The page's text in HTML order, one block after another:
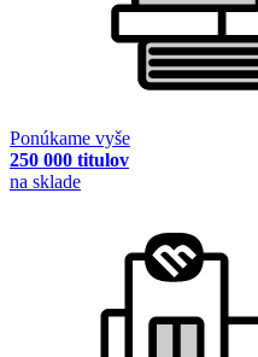
Ponúkame vyše
250 000 titulov
na sklade